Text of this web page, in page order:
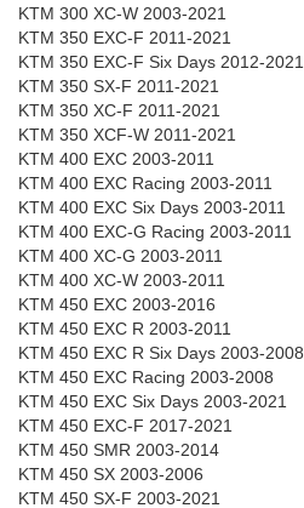
KTM 300 XC-W 2003-2021
KTM 350 EXC-F 2011-2021
KTM 350 EXC-F Six Days 2012-2021
KTM 350 SX-F 2011-2021
KTM 350 XC-F 2011-2021
KTM 350 XCF-W 2011-2021
KTM 400 EXC 2003-2011
KTM 400 EXC Racing 2003-2011
KTM 400 EXC Six Days 2003-2011
KTM 400 EXC-G Racing 2003-2011
KTM 400 XC-G 2003-2011
KTM 400 XC-W 2003-2011
KTM 450 EXC 2003-2016
KTM 450 EXC R 2003-2011
KTM 450 EXC R Six Days 2003-2008
KTM 450 EXC Racing 2003-2008
KTM 450 EXC Six Days 2003-2021
KTM 450 EXC-F 2017-2021
KTM 450 SMR 2003-2014
KTM 450 SX 2003-2006
KTM 450 SX-F 2003-2021